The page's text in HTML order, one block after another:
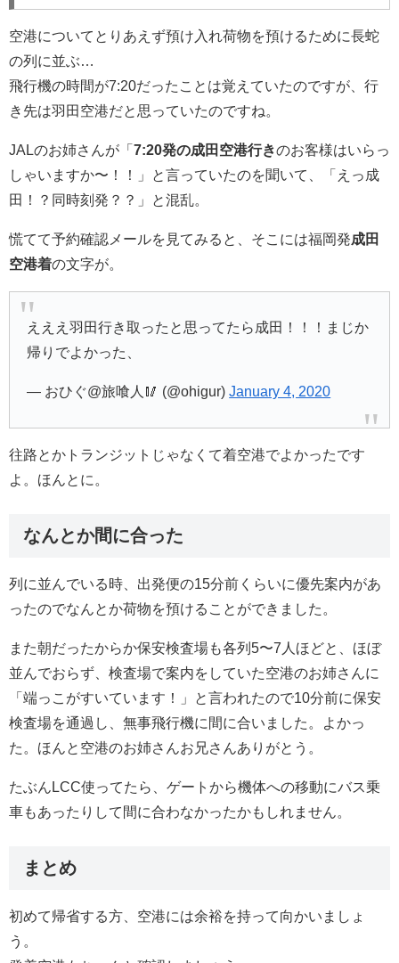
空港についてとりあえず預け入れ荷物を預けるために長蛇
の列に並ぶ…
飛行機の時間が7:20だったことは覚えていたのですが、行
き先は羽田空港だと思っていたのですね。
JALのお姉さんが「 7:20発の成田空港行きのお客様はいらっ
しゃいますか〜！！」と言っていたのを聞いて、「えっ成
田！？同時刻発？？」と混乱。
慌てて予約確認メールを見てみると、そこには福岡発成田
空港着の文字が。
えええ羽田行き取ったと思ってたら成田！！！まじか
帰りでよかった、
— おひぐ@旅喰人🥢 (@ohigur)January 4, 2020
往路とかトランジットじゃなくて着空港でよかったです
よ。ほんとに。
なんとか間に合った
列に並んでいる時、出発便の15分前くらいに優先案内があ
ったのでなんとか荷物を預けることができました。
また朝だったからか保安検査場も各列5〜7人ほどと、ほぼ
並んでおらず、検査場で案内をしていた空港のお姉さんに
「端っこがすいています！」と言われたので10分前に保安
検査場を通過し、無事飛行機に間に合いました。よかっ
た。ほんと空港のお姉さんお兄さんありがとう。
たぶんLCC使ってたら、ゲートから機体への移動にバス乗
車もあったりして間に合わなかったかもしれません。
まとめ
初めて帰省する方、空港には余裕を持って向かいましょ
う。